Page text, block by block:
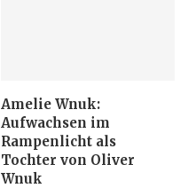
Amelie Wnuk:
Aufwachsen im
Rampenlicht als
Tochter von Oliver
Wnuk